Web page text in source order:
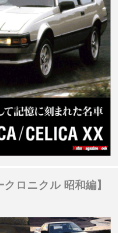
クロニクル 昭和編】